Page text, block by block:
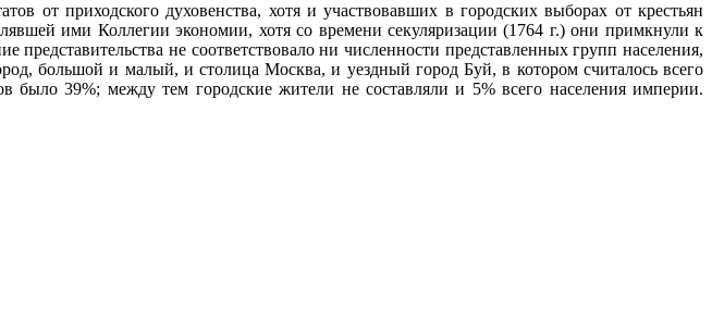
от приходского духовенства, хотя и участвовавших в городских выборах от крестьян
ими Коллегии экономии, хотя со времени секуляризации (1764 г.) они примкнули к
не соответствовало ни численности представленных групп населения,
большой и малый, и столица Москва, и уездный город Буй, в котором считалось всего
было 39%; между тем городские жители не составляли и 5% всего населения империи.